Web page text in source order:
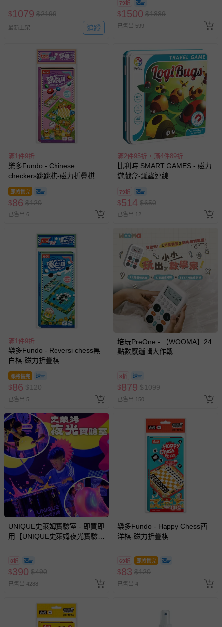
$1079 $2199
最新上架 追蹤
79折
$1500 $1889
已售出 599
滿1件9折
樂多Fundo - Chinese
checkers跳跳棋-磁力折疊棋
即將售完
$86 $120
已售出 6
滿2件95折，滿4件89折
比利時 SMART GAMES - 磁力
遊戲盒-瓢蟲連線
79折
$514 $650
已售出 12
滿1件9折
樂多Fundo - Reversi chess黑
白棋-磁力折疊棋
即將售完
$86 $120
已售出 5
培玩PreOne - 【WOOMA】24
點數感邏輯大作戰
8折
$879 $1099
已售出 150
UNIQUE史萊姆實驗室 - 即買即
用【UNIQUE史萊姆夜光實驗室
訂單編號兌換，逾期作廢) (大
人小孩均一價(3歲以上需購票))
8折
$390 $490
已售出 4288
樂多Fundo - Happy Chess西
洋棋-磁力折疊棋
69折 即將售完
$83 $120
已售出 4